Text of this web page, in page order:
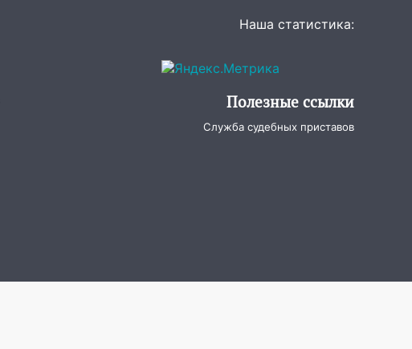
Наша статистика:
Полезные ссылки
Служба судебных приставов